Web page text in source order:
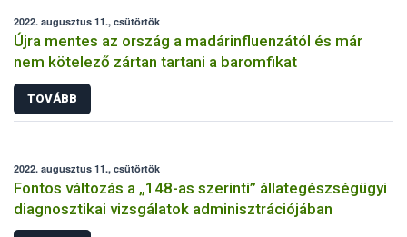
2022. augusztus 11., csütörtök
Újra mentes az ország a madárinfluenzától és már
nem kötelező zártan tartani a baromfikat
TOVÁBB
2022. augusztus 11., csütörtök
Fontos változás a „148-as szerinti” állategészségügyi
diagnosztikai vizsgálatok adminisztrációjában